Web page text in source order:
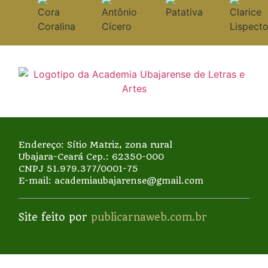
Endereço: Sítio Matriz, zona rural
Ubajara-Ceará Cep.: 62350-000
CNPJ 51.979.377/0001-75
E-mail: academiaubajarense@gmail.com
Site feito por publicarnaweb.com.br